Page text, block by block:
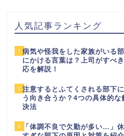
人気記事ランキング
1 病気や怪我をした家族がいる
にかける言葉は？上司がすべ
応を解説！
2 注意するとふてくされる部下
う向き合うか？4つの具体的な
決法
3
「体調不良で欠勤が多い…」